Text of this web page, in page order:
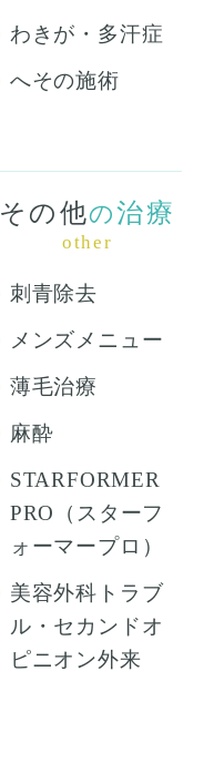
わきが・多汗症
へその施術
その他の治療
other
刺青除去
メンズメニュー
薄毛治療
麻酔
STARFORMER
PRO（スターフ
ォーマープロ）
美容外科トラブ
ル・セカンドオ
ピニオン外来